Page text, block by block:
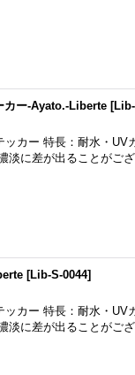
カー-Ayato.-Liberte [
ッカー 特長：耐水・UV
淡に差が出ることがござ
[Lib-S-0044]
ッカー 特長：耐水・UV
淡に差が出ることがござ